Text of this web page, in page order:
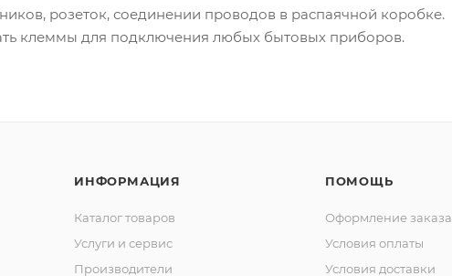
розеток, соединении проводов в распаячной коробке.
клеммы для подключения любых бытовых приборов.
ИНФОРМАЦИЯ
Каталог товаров
Услуги и сервис
Производители
ПОМОЩЬ
Оформление заказа
Условия оплаты
Условия доставки